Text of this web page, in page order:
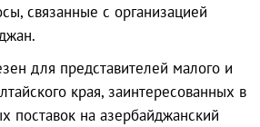
связанные с организацией
для представителей малого и
края, заинтересованных в
поставок на азербайджанский